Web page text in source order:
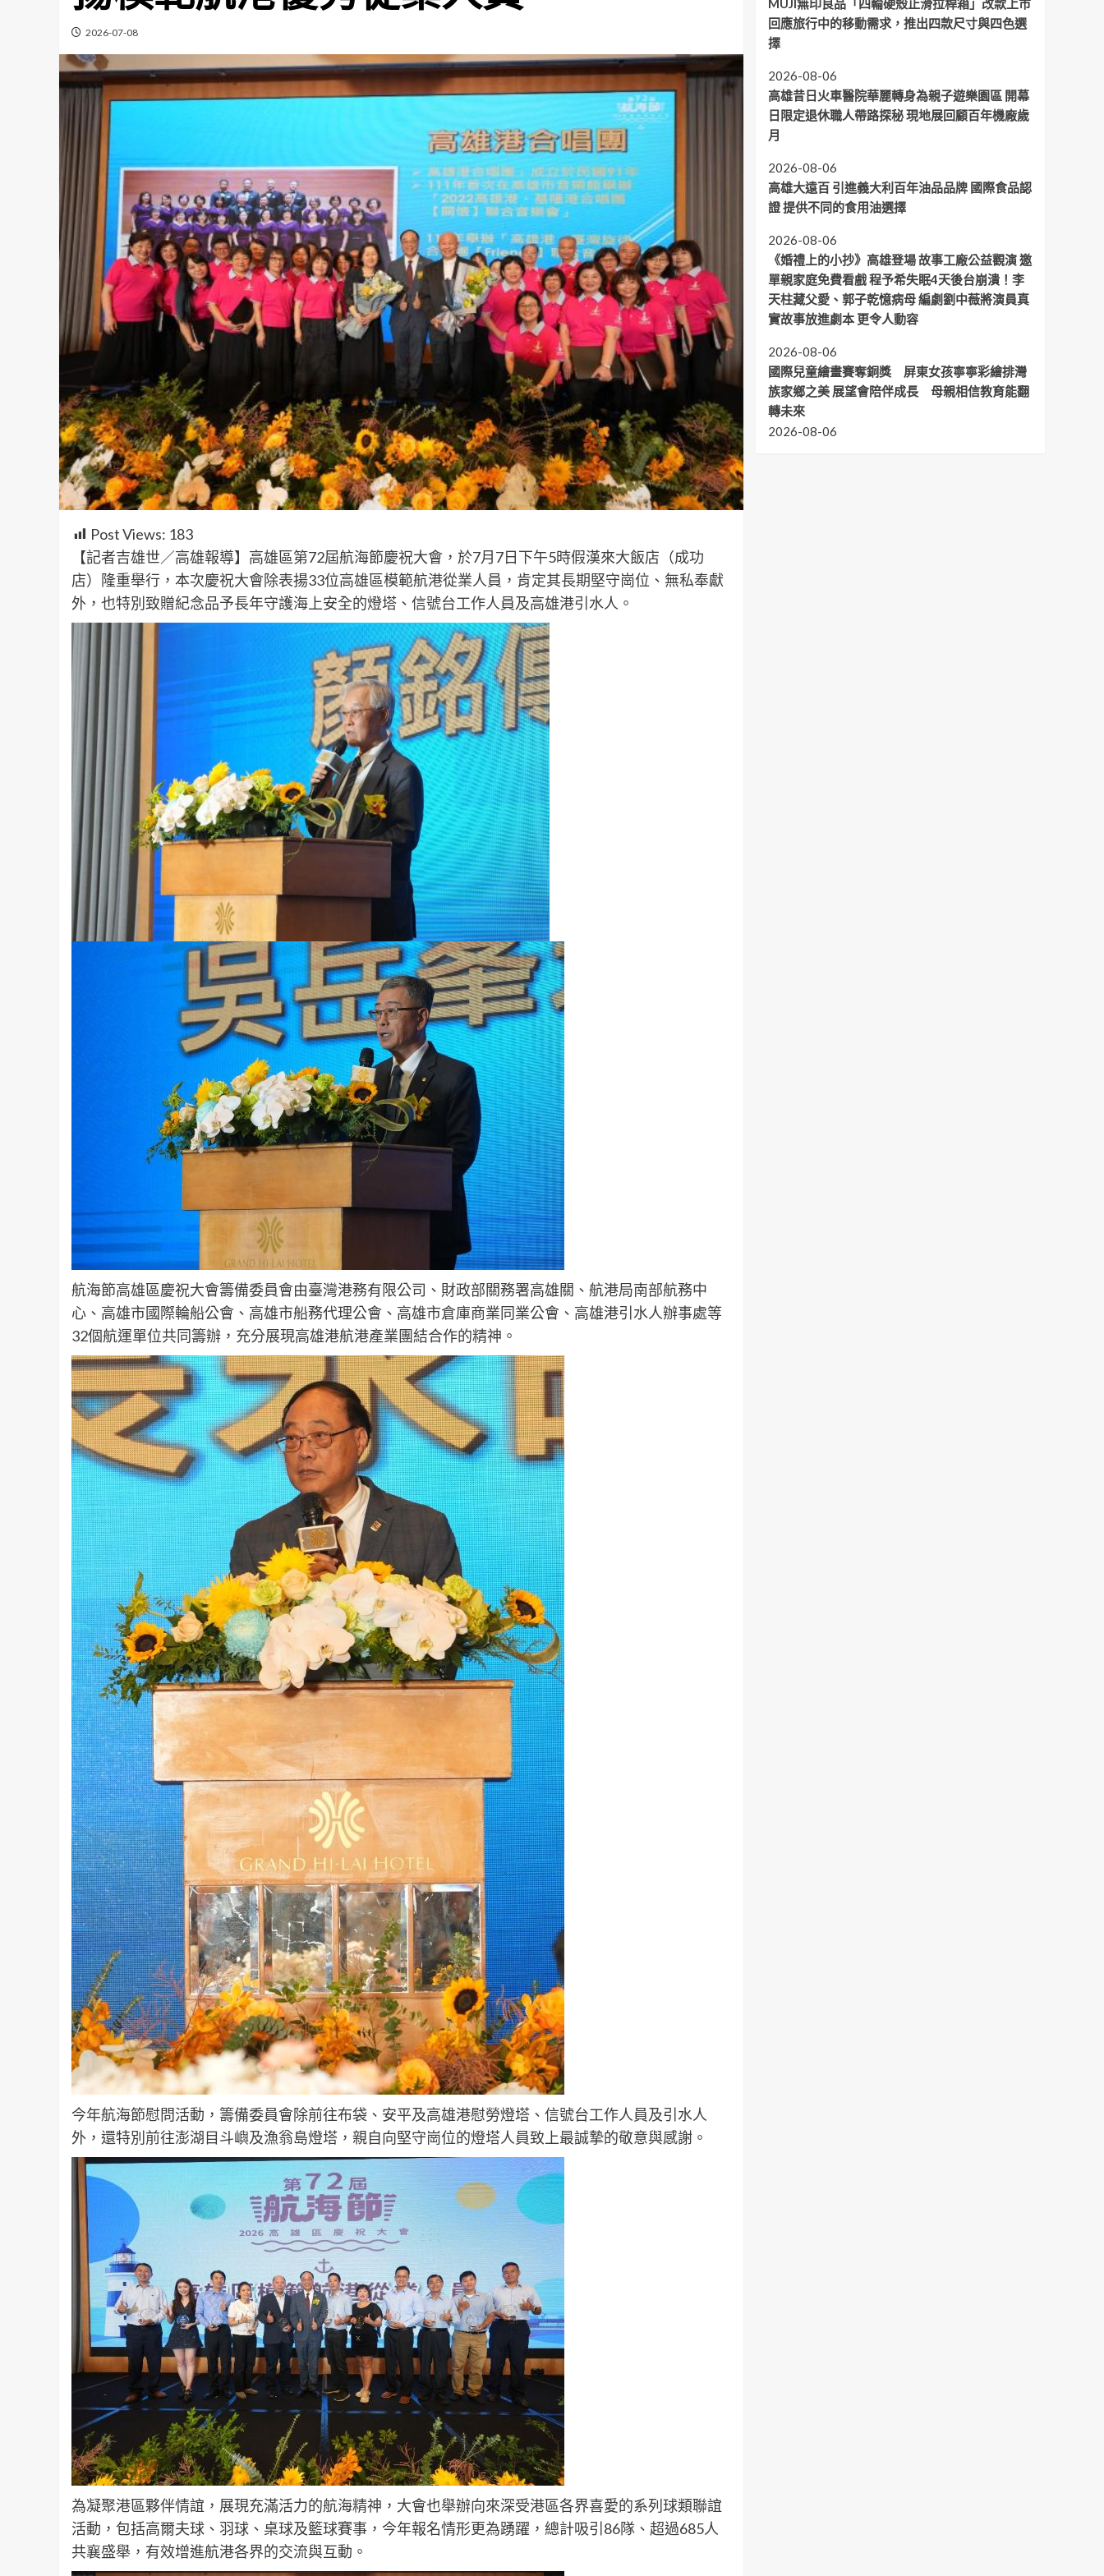
2026-07-08
Post Views: 183
【記者吉雄世／高雄報導】高雄區第72屆航海節慶祝大會，於7月7日下午5時假漢來大飯店（成功
店）隆重舉行，本次慶祝大會除表揚33位高雄區模範航港從業人員，肯定其長期堅守崗位、無私奉獻
外，也特別致贈紀念品予長年守護海上安全的燈塔、信號台工作人員及高雄港引水人。
航海節高雄區慶祝大會籌備委員會由臺灣港務有限公司、財政部關務署高雄關、航港局南部航務中
心、高雄市國際輪船公會、高雄市船務代理公會、高雄市倉庫商業同業公會、高雄港引水人辦事處等
32個航運單位共同籌辦，充分展現高雄港航港產業團結合作的精神。
今年航海節慰問活動，籌備委員會除前往布袋、安平及高雄港慰勞燈塔、信號台工作人員及引水人
外，還特別前往澎湖目斗嶼及漁翁島燈塔，親自向堅守崗位的燈塔人員致上最誠摯的敬意與感謝。
為凝聚港區夥伴情誼，展現充滿活力的航海精神，大會也舉辦向來深受港區各界喜愛的系列球類聯誼
活動，包括高爾夫球、羽球、桌球及籃球賽事，今年報名情形更為踴躍，總計吸引86隊、超過685人
共襄盛舉，有效增進航港各界的交流與互動。
MUJI無印良品「四輪硬殼止滑拉桿箱」改款上市
回應旅行中的移動需求，推出四款尺寸與四色選
擇
2026-08-06
高雄昔日火車醫院華麗轉身為親子遊樂園區 開幕
日限定退休職人帶路探秘 現地展回顧百年機廠歲
月
2026-08-06
高雄大遠百 引進義大利百年油品品牌 國際食品認
證 提供不同的食用油選擇
2026-08-06
《婚禮上的小抄》高雄登場 故事工廠公益觀演 邀
單親家庭免費看戲 程予希失眠4天後台崩潰！李
天柱藏父愛、郭子乾憶病母 編劇劉中薇將演員真
實故事放進劇本 更令人動容
2026-08-06
國際兒童繪畫賽奪銅獎 屏東女孩寧寧彩繪排灣
族家鄉之美 展望會陪伴成長 母親相信教育能翻
轉未來
2026-08-06